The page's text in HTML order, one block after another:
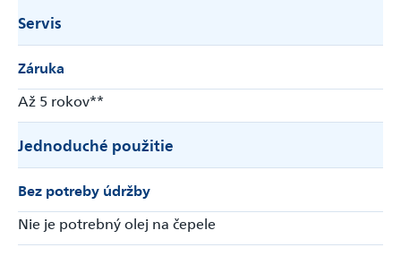
Servis
Záruka
Až 5 rokov**
Jednoduché použitie
Bez potreby údržby
Nie je potrebný olej na čepele